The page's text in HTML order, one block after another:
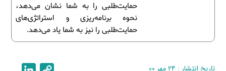
حمایت‌طلبی را به شما نشان می‌دهد،
نحوه برنامه‌ریزی و استراتژی‌های
حمایت‌طلبی را نیز به شما یاد می‌دهد.
تاریخ انتشار : ۲۴ مهر ۰۰